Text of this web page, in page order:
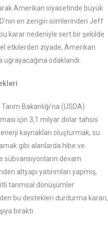
Amerikan siyasetinde büyük
en zengin isimlerinden Jeff
karar nedeniyle sert bir şekilde
etkilerden ziyade, Amerikan
odaklandı.
Bakanlığı’na (USDA)
için 3,1 milyar dolar tahsis
kaynakları oluşturmak, su
gibi alanlarda hibe ve
sübvansiyonların devam
altyapı yatırımları yapmış,
tarımsal dönüşümler
bu destekleri durdurma kararı,
bıraktı.